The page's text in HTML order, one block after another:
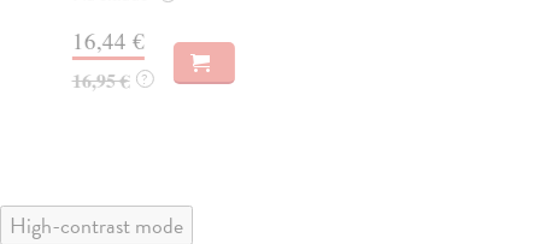
16,44 €
16,95 € ?
High-contrast mode